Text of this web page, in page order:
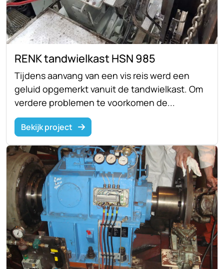
RENK tandwielkast HSN 985
Tijdens aanvang van een vis reis werd een
geluid opgemerkt vanuit de tandwielkast. Om
verdere problemen te voorkomen de...
Bekijk project